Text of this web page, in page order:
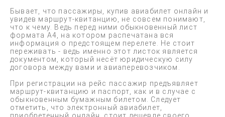
Бывает, что пассажиры, купив авиабилет онлайн и
увидев маршрут-квитанцию, не совсем понимают,
что к чему. Ведь перед ними обыкновенный лист
формата А4, на котором распечатана вся
информация о предстоящем перелете. Не стоит
переживать - ведь именно этот листок является
документом, который несёт юридическую силу
договора между вами и авиаперевозчиком.
При регистрации на рейс пассажир предъявляет
маршрут-квитанцию и паспорт, как и в случае с
обыкновенным бумажным билетом. Следует
отметить, что электронный авиабилет,